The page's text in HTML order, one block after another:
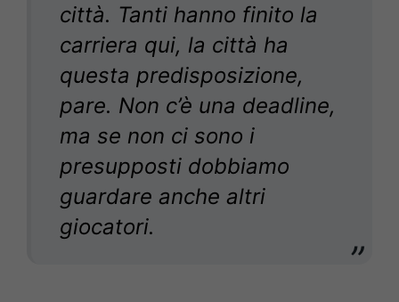
città. Tanti hanno finito la
carriera qui, la città ha
questa predisposizione,
pare. Non c’è una deadline,
ma se non ci sono i
presupposti dobbiamo
guardare anche altri
giocatori.